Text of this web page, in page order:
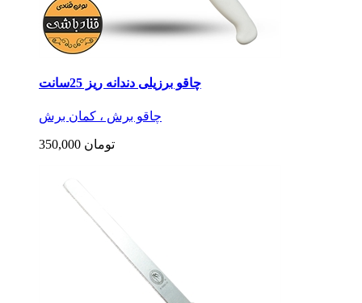
چاقو برزیلی دندانه ریز 25سانت
چاقو برش ، کمان برش
350,000 تومان